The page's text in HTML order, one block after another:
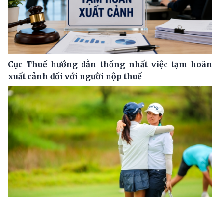
Cục Thuế hướng dẫn thống nhất việc tạm hoãn
xuất cảnh đối với người nộp thuế